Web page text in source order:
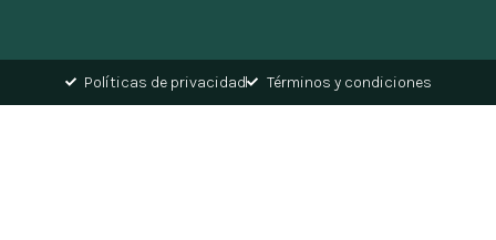
Políticas de privacidad Términos y condiciones